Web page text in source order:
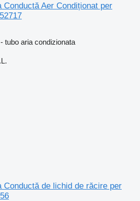
Conductă Aer Condiționat per
tubo aria condizionata
Conductă de lichid de răcire per